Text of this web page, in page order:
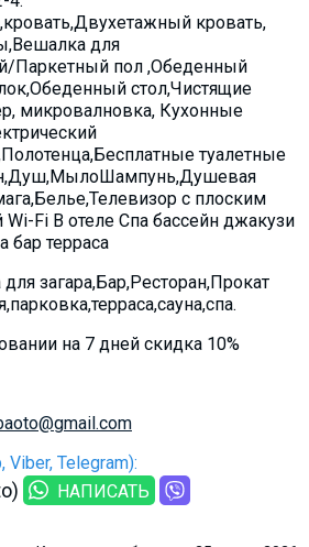
кровать,
для
Паркетный пол ,Обеденный
стол,Чистящие
микровалновка, Кухонные
туалетные
с плоским
Fi В отеле Спа бассейн джакузи
бар терраса
для загара,Бар,Ресторан,Прокат
на 7 дней скидка 10%
Telegram):
НАПИСАТЬ